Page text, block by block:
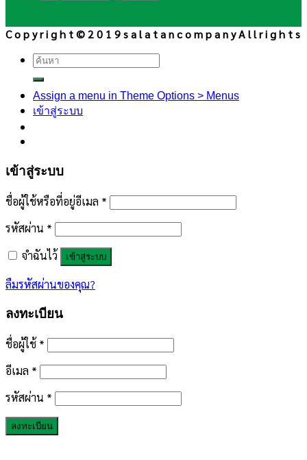
C o p y r i g h t © 2 0 1 9 s a l a t a n c o m p a n y A l l r i g h t s
ค้นหา:
Assign a menu in Theme Options > Menus
เข้าสู่ระบบ
เข้าสู่ระบบ
ชื่อผู้ใช้หรือที่อยู่อีเมล *
รหัสผ่าน *
จำฉันไว้
เข้าสู่ระบบ
ลืมรหัสผ่านของคุณ?
ลงทะเบียน
ชื่อผู้ใช้ *
อีเมล *
รหัสผ่าน *
ลงทะเบียน